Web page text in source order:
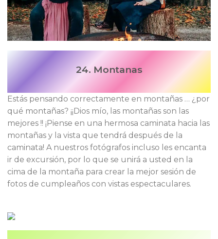
24. Montanas
Estás pensando correctamente en montañas … ¿por
qué montañas? ¡¡Dios mío, las montañas son las
mejores !! ¡Piense en una hermosa caminata hacia las
montañas y la vista que tendrá después de la
caminata! A nuestros fotógrafos incluso les encanta
ir de excursión, por lo que se unirá a usted en la
cima de la montaña para crear la mejor sesión de
fotos de cumpleaños con vistas espectaculares.